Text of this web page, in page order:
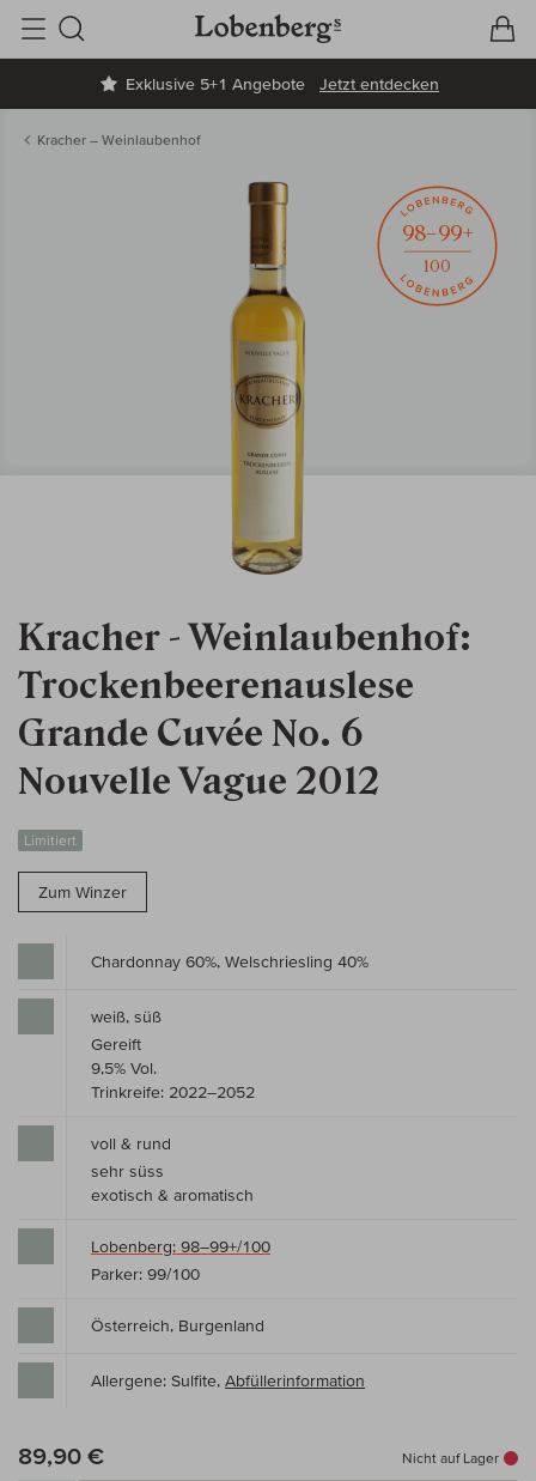
Exklusive 5+1 Angebote Jetzt entdecken
Suche
Kracher – Weinlaubenhof
Kracher - Weinlaubenhof:
Trockenbeerenauslese
Grande Cuvée No. 6
Nouvelle Vague 2012
Limitiert
Zum Winzer
98–99+
100
Chardonnay 60%, Welschriesling 40%
weiß, süß
Gereift
9,5% Vol.
Trinkreife: 2022–2052
voll & rund
sehr süss
exotisch & aromatisch
Lobenberg: 98–99+/100
Parker: 99/100
Österreich, Burgenland
Allergene: Sulfite, Abfüllerinformation
89,90 € Nicht auf Lager